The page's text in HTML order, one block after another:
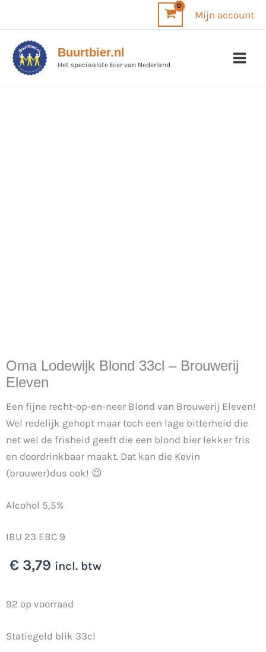
inhoud
Mijn account
Buurtbier.nl
Het speciaalste bier van Nederland
Oma Lodewijk Blond 33cl – Brouwerij
Eleven
Een fijne recht-op-en-neer Blond van Brouwerij Eleven!
Wel redelijk gehopt maar toch een lage bitterheid die
net wel de frisheid geeft die een blond bier lekker fris
en doordrinkbaar maakt. Dat kan die Kevin
(brouwer)dus ook! 😉
Alcohol 5,5%
IBU 23 EBC 9
€ 3,79 incl. btw
92 op voorraad
Statiegeld blik 33cl
Oma
Blond